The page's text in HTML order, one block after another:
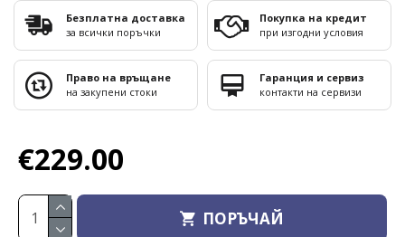
€229.00
ПОРЪЧАЙ
Безплатна доставка
за всички поръчки
Покупка на кредит
при изгодни условия
Право на връщане
на закупени стоки
Гаранция и сервиз
контакти на сервизи